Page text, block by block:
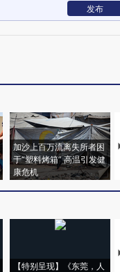
发布
加沙上百万流离失所者困
于“塑料烤箱” 高温引发健
康危机
【特别呈现】《东莞，人